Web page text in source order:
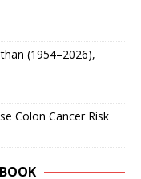
(1954–2026),
Colon Cancer Risk